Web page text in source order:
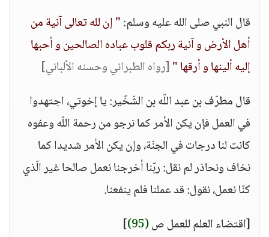
قال النبي صلى الله عليه وسلم:" إن لله تعالى آنية من
أهل الأرض و آنية ربكم قلوب عباده الصالحين و أحبها
إليه ألينها و أرقها "[رواه الطبراني وحسنه الألباني]
قال مطرّف بن عبد اللّه بن الشّخّير: يا إخوتي، اجتهدوا
في العمل فإن يكن الأمر كما نرجو من رحمة اللّه وعفوه
كانت لنا درجات في الجنّة، وإن يكن الأمر شديدا كما
نخاف ونحاذر لم نقل: ربّنا أخرجنا نعمل صالحا غير الّذي
كنّا نعمل، نقول: قد عملنا فلم ينفعنا.
[اقتضاء العلم للعمل ص(95)
]